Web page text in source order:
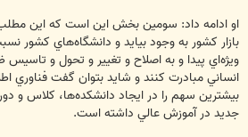
او ادامه داد: سومين بخش اين است كه اين
بازار كشور به وجود بيايد و دانشگاه‌هاي كشور
ويژه‌اي پيدا و به اصلاح و تغيير و تحول و تاسيس
انساني مبادرت كنند و شايد بتوان گفت فناوري
بيشترين سهم را در ايجاد دانشكده‌ها،‌ كلاس و
جديد در آموزش عالي داشته است.